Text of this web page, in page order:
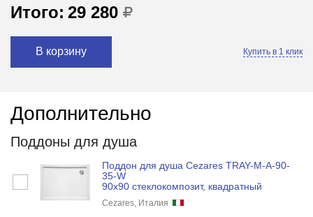
Итого: 29 280
В корзину Купить в 1 клик
Дополнительно
Поддоны для душа
Поддон для душа Cezares TRAY-M-A-90-
35-W
90x90 стеклокомпозит, квадратный
Cezares, Италия